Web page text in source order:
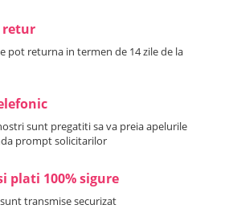
retur
pot returna in termen de 14 zile de la
sunt pregatiti sa va preia apelurile
prompt solicitarilor
plati 100% sigure
transmise securizat